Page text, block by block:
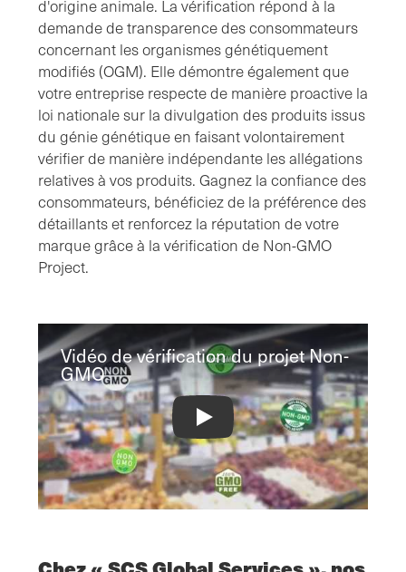
d'origine animale. La vérification répond à la
demande de transparence des consommateurs
concernant les organismes génétiquement
modifiés (OGM). Elle démontre également que
votre entreprise respecte de manière proactive la
loi nationale sur la divulgation des produits issus
du génie génétique en faisant volontairement
vérifier de manière indépendante les allégations
relatives à vos produits. Gagnez la confiance des
consommateurs, bénéficiez de la préférence des
détaillants et renforcez la réputation de votre
marque grâce à la vérification de Non-GMO
Project.
Vidéo de vérification du projet Non-
GMO
Non-GMO Project Verification Video